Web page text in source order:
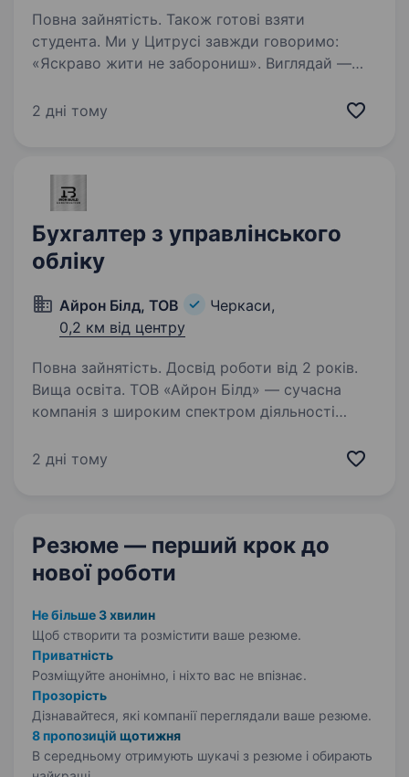
Повна зайнятість. Також готові взяти
студента. Ми у Цитрусі завжди говоримо:
«Яскраво жити не заборониш». Виглядай —
що до душі, і працюй — у Цитрусі. У нас діє
2 дні тому
Бухгалтер з управлінського
обліку
Айрон Білд, ТОВ
Черкаси,
0,2 км від центру
Повна зайнятість. Досвід роботи від 2 років.
Вища освіта. ТОВ «Айрон Білд» — сучасна
компанія з широким спектром діяльності
будівельними матеріалами. Ми постійно
2 дні тому
Резюме — перший крок до
нової роботи
Не більше 3 хвилин
Щоб створити та розмістити ваше резюме.
Приватність
Розміщуйте анонімно, і ніхто вас не впізнає.
Прозорість
Дізнавайтеся, які компанії переглядали ваше резюме.
8 пропозицій щотижня
В середньому отримують шукачі з резюме і обирають